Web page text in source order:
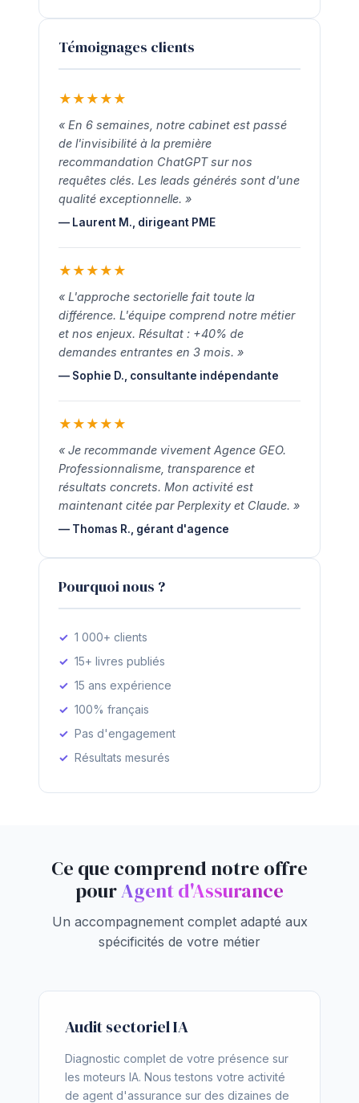
Témoignages clients
★ ★ ★ ★ ★
« En 6 semaines, notre cabinet est passé
de l'invisibilité à la première
recommandation ChatGPT sur nos
requêtes clés. Les leads générés sont d'une
qualité exceptionnelle. »
— Laurent M., dirigeant PME
★ ★ ★ ★ ★
« L'approche sectorielle fait toute la
différence. L'équipe comprend notre métier
et nos enjeux. Résultat : +40% de
demandes entrantes en 3 mois. »
— Sophie D., consultante indépendante
★ ★ ★ ★ ★
« Je recommande vivement Agence GEO.
Professionnalisme, transparence et
résultats concrets. Mon activité est
maintenant citée par Perplexity et Claude. »
— Thomas R., gérant d'agence
Pourquoi nous ?
1 000+ clients
15+ livres publiés
15 ans expérience
100% français
Pas d'engagement
Résultats mesurés
Ce que comprend notre offre
pourAgent d'Assurance
Un accompagnement complet adapté aux
spécificités de votre métier
Audit sectoriel IA
Diagnostic complet de votre présence sur
les moteurs IA. Nous testons votre activité
de agent d'assurance sur des dizaines de